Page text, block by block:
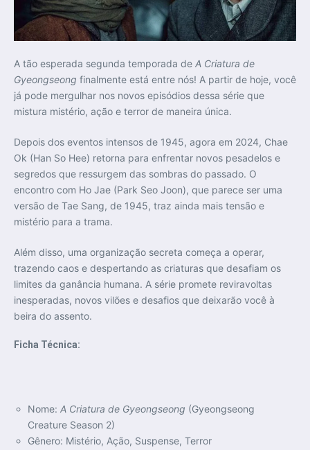
A tão esperada segunda temporada de A Criatura de
Gyeongseong finalmente está entre nós! A partir de hoje, você
já pode mergulhar nos novos episódios dessa série que
mistura mistério, ação e terror de maneira única.
Depois dos eventos intensos de 1945, agora em 2024, Chae
Ok (Han So Hee) retorna para enfrentar novos pesadelos e
segredos que ressurgem das sombras do passado. O
encontro com Ho Jae (Park Seo Joon), que parece ser uma
versão de Tae Sang, de 1945, traz ainda mais tensão e
mistério para a trama.
Além disso, uma organização secreta começa a operar,
trazendo caos e despertando as criaturas que desafiam os
limites da ganância humana. A série promete reviravoltas
inesperadas, novos vilões e desafios que deixarão você à
beira do assento.
Ficha Técnica:
Nome: A Criatura de Gyeongseong (Gyeongseong
Creature Season 2)
Gênero: Mistério, Ação, Suspense, Terror